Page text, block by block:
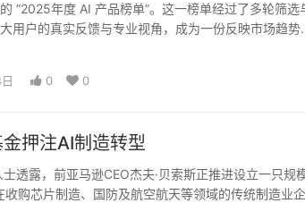
“2025年度 AI 产品榜单”。这一榜单经过了多轮筛选
用户的真实反馈与专业视角，成为一份反映市场趋势
0 0
押注AI制造转型
透露，前亚马逊CEO杰夫·贝索斯正推进设立一只规
购芯片制造、国防及航空航天等领域的传统制造业企